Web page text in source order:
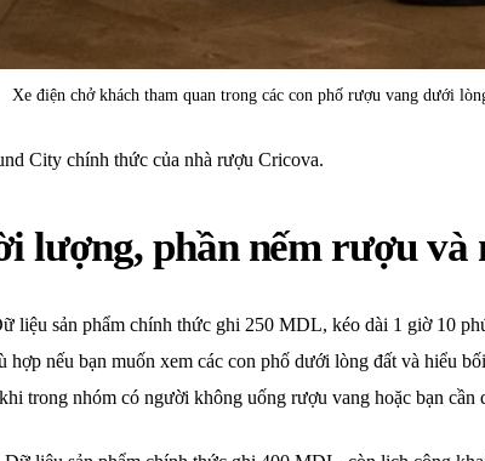
Xe điện chở khách tham quan trong các con phố rượu vang dưới
City chính thức của nhà rượu Cricova.
lượng, phần nếm rượu và
liệu sản phẩm chính thức ghi 250 MDL, kéo dài 1 giờ 10
nếu bạn muốn xem các con phố dưới lòng đất và hiểu
trong nhóm có người không uống rượu vang hoặc bạn cần